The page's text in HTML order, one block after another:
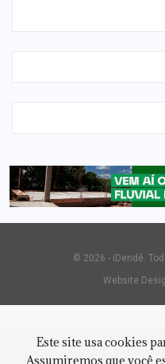
© 2026 - iDendê.
Website
Este site usa cookies
Assumiremos que você